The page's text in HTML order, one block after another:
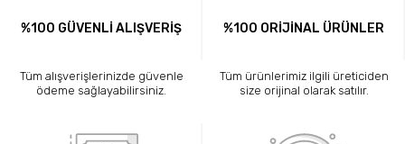
%100 GÜVENLİ ALIŞVERİŞ
Tüm alışverişlerinizde güvenle
ödeme sağlayabilirsiniz.
%100 ORİJİNAL ÜRÜNLER
Tüm ürünlerimiz ilgili üreticiden
size orijinal olarak satılır.